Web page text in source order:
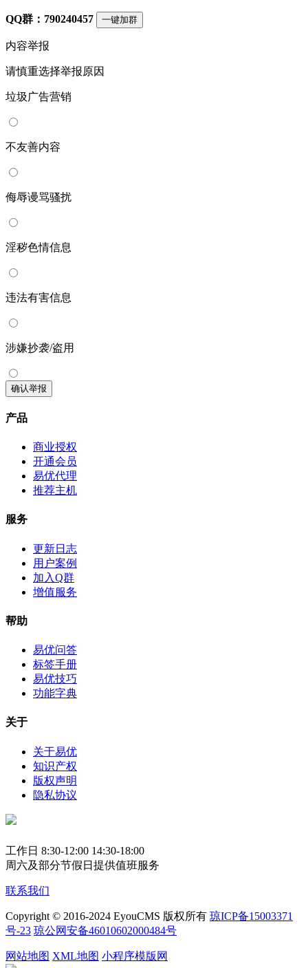
QQ群：790240457 一键加群
内容举报
请慎重选择举报原因
垃圾广告营销
不友善内容
侮辱谩骂骚扰
淫秽色情信息
违法有害信息
涉嫌抄袭/盗用
确认举报
产品
商业授权
开通会员
易优代理
推荐主机
服务
更新日志
用户案例
加入Q群
增值服务
帮助
易优问答
标签手册
易优技巧
功能字典
关于
关于易优
知识产权
版权声明
隐私协议
工作日 8:30-12:00 14:30-18:00
周六及部分节假日提供值班服务
联系我们
Copyright © 2016-2024 EyouCMS 版权所有 琼ICP备15003371
号-23 琼公网安备46010602000484号
网站地图 XML地图 小程序模版网